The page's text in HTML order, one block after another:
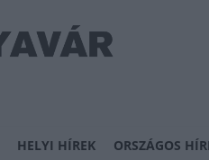
HELYI HÍREK ORSZÁGOS